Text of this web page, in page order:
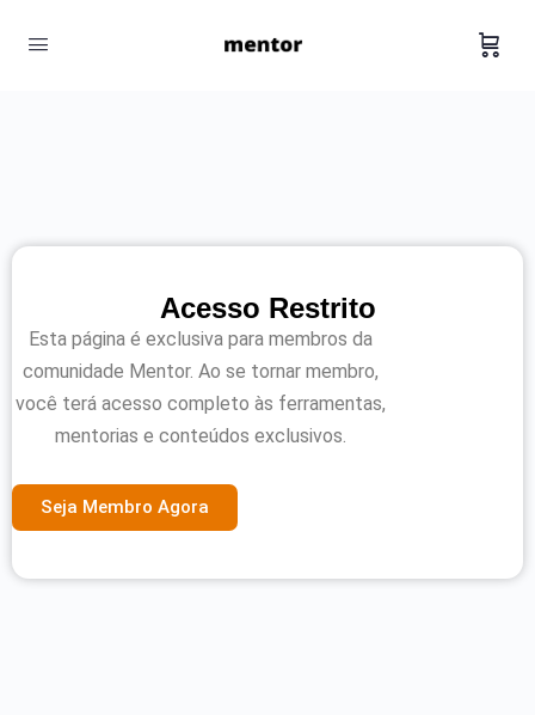
Acesso Restrito
Esta página é exclusiva para membros da
comunidade Mentor. Ao se tornar membro,
você terá acesso completo às ferramentas,
mentorias e conteúdos exclusivos.
Seja Membro Agora